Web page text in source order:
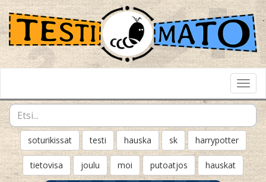
soturikissat testi hauska sk harrypotter
tietovisa joulu moi putoatjos hauskat